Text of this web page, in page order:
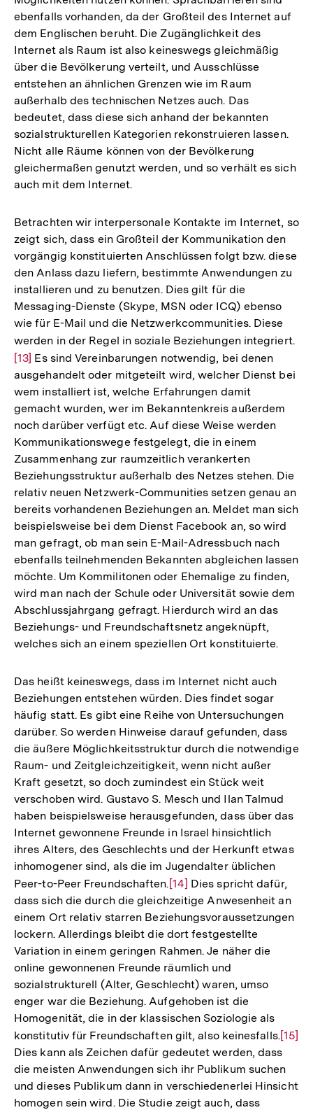
ebenfalls vorhanden, da der Großteil des Internet auf
dem Englischen beruht. Die Zugänglichkeit des
Internet als Raum ist also keineswegs gleichmäßig
über die Bevölkerung verteilt, und Ausschlüsse
entstehen an ähnlichen Grenzen wie im Raum
außerhalb des technischen Netzes auch. Das
bedeutet, dass diese sich anhand der bekannten
sozialstrukturellen Kategorien rekonstruieren lassen.
Nicht alle Räume können von der Bevölkerung
gleichermaßen genutzt werden, und so verhält es sich
auch mit dem Internet.
Betrachten wir interpersonale Kontakte im Internet, so
zeigt sich, dass ein Großteil der Kommunikation den
vorgängig konstituierten Anschlüssen folgt bzw. diese
den Anlass dazu liefern, bestimmte Anwendungen zu
installieren und zu benutzen. Dies gilt für die
Messaging-Dienste (Skype, MSN oder ICQ) ebenso
wie für E-Mail und die Netzwerkcommunities. Diese
werden in der Regel in soziale Beziehungen integriert.
der
[13] Es sind Vereinbarungen notwendig, bei denen
ausgehandelt oder mitgeteilt wird, welcher Dienst bei
wem installiert ist, welche Erfahrungen damit
gemacht wurden, wer im Bekanntenkreis außerdem
noch darüber verfügt etc. Auf diese Weise werden
Kommunikationswege festgelegt, die in einem
Zusammenhang zur raumzeitlich verankerten
Beziehungsstruktur außerhalb des Netzes stehen. Die
relativ neuen Netzwerk-Communities setzen genau an
bereits vorhandenen Beziehungen an. Meldet man sich
beispielsweise bei dem Dienst Facebook an, so wird
man gefragt, ob man sein E-Mail-Adressbuch nach
ebenfalls teilnehmenden Bekannten abgleichen lassen
möchte. Um Kommilitonen oder Ehemalige zu finden,
wird man nach der Schule oder Universität sowie dem
Abschlussjahrgang gefragt. Hierdurch wird an das
Beziehungs- und Freundschaftsnetz angeknüpft,
welches sich an einem speziellen Ort konstituierte.
Das heißt keineswegs, dass im Internet nicht auch
Beziehungen entstehen würden. Dies findet sogar
häufig statt. Es gibt eine Reihe von Untersuchungen
darüber. So werden Hinweise darauf gefunden, dass
die äußere Möglichkeitsstruktur durch die notwendige
Raum- und Zeitgleichzeitigkeit, wenn nicht außer
Kraft gesetzt, so doch zumindest ein Stück weit
verschoben wird. Gustavo S. Mesch und Ilan Talmud
haben beispielsweise herausgefunden, dass über das
Internet gewonnene Freunde in Israel hinsichtlich
ihres Alters, des Geschlechts und der Herkunft etwas
inhomogener sind, als die im Jugendalter üblichen
Peer-to-Peer Freundschaften. Zur
Auflösung
der
Fußnote
[14] Dies spricht dafür,
dass sich die durch die gleichzeitige Anwesenheit an
einem Ort relativ starren Beziehungsvoraussetzungen
lockern. Allerdings bleibt die dort festgestellte
Variation in einem geringen Rahmen. Je näher die
online gewonnenen Freunde räumlich und
sozialstrukturell (Alter, Geschlecht) waren, umso
enger war die Beziehung. Aufgehoben ist die
Homogenität, die in der klassischen Soziologie als
konstitutiv für Freundschaften gilt, also keinesfalls.Zur
der
[15]
Dies kann als Zeichen dafür gedeutet werden, dass
die meisten Anwendungen sich ihr Publikum suchen
und dieses Publikum dann in verschiedenerlei Hinsicht
homogen sein wird. Die Studie zeigt auch, dass